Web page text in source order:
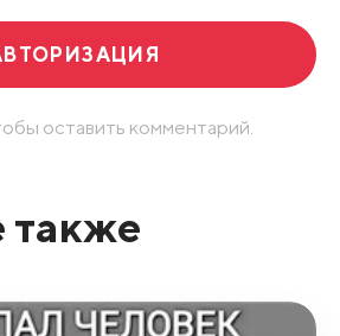
оставить комментарий.
также